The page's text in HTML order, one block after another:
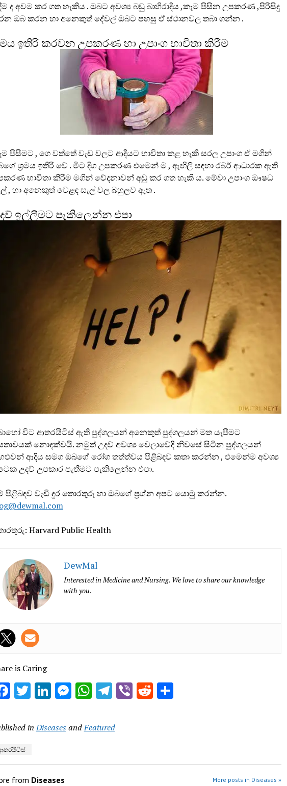
ද අවම කර ගත හැකිය . ඔබට අවශ්‍ය බඩු බාහිරාදිය ,කෑම පිසින උපකරණ ,පිරිසිදු
ඔබ කරන හා අනෙකුත් දේවල් ඔබට පහසු ඒ ස්ථානවල තබා ගන්න .
ඉතිරි කරවන උපකරණ හා උපාංග භාවිතා කිරීම
පිසීමට , ගෙ වත්තේ වැඩ වලට ආදියට භාවිතා කළ හැකි සරල උපාංග ඒ මගින්
ශ්‍රමය ඉතිරි වේ . මිට දිග උපකරණ එමෙන් ම , ඇඟිලි සඳහා රබර් ආධාරක ඇති
භාවිතා කිරීම මගින් වේදනාවන් අඩු කර ගත හැකි ය. මේවා උපාංග ඖෂධ
, හා අනෙකුත් වෙළඳ සැල් වල බහුලව ඇත .
ඉල්ලීමට පැකිලෙන්න එපා
විට ආතරයිටිස් ඇති පුද්ගලයන් අනෙකුත් පුද්ගලයන් මත යැපීමට
නොදක්වයි. නමුත් උදව් අවශ්‍ය වෙලාවේදී නිවසේ සිටින පුද්ගලයන්
ආදිය සමග ඔබගේ රෝග තත්ත්වය පිළිබඳව කතා කරන්න , එමෙන්ම අවශ්‍ය
උදව් උපකාර පැතීමට පැකිලෙන්න එපා.
පිළිබඳව වැඩි දුර තොරතුරු හා ඔබගේ ප්‍රශ්න අපට යොමු කරන්න.
Harvard Public Health
DewMal
Interested in Medicine and Nursing. We love to share our knowledge
with you.
is Caring
Facebook
Twitter
LinkedIn
Messenger
WhatsApp
Telegram
Viber
RedditShare
in DiseasesandFeatured
from Diseases More posts in Diseases »